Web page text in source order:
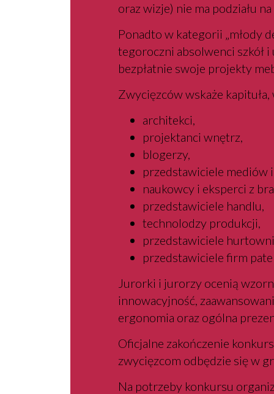
oraz wizje) nie ma podziału na
Ponadto w kategorii „młody
tegoroczni absolwenci szkół i
bezpłatnie swoje projekty
Zwycięzców wskaże
architekci,
projektanci wnętrz,
blogerzy,
przedstawiciele mediów
naukowcy i eksperci z
przedstawiciele handlu,
technolodzy produkcji,
przedstawiciele
przedstawiciele firm
Jurorki i jurorzy ocenią
innowacyjność,
ergonomia oraz ogólna
Oficjalne zakończenie
zwycięzcom odbędzie się w
Na potrzeby konkursu